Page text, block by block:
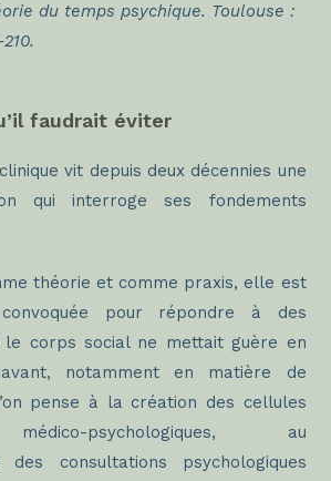
du temps psychique. Toulouse :
faudrait éviter
vit depuis deux décennies une
qui interroge ses fondements
théorie et comme praxis, elle est
convoquée pour répondre à des
le corps social ne mettait guère en
notamment en matière de
pense à la création des cellules
psychologiques, au
des consultations psychologiques